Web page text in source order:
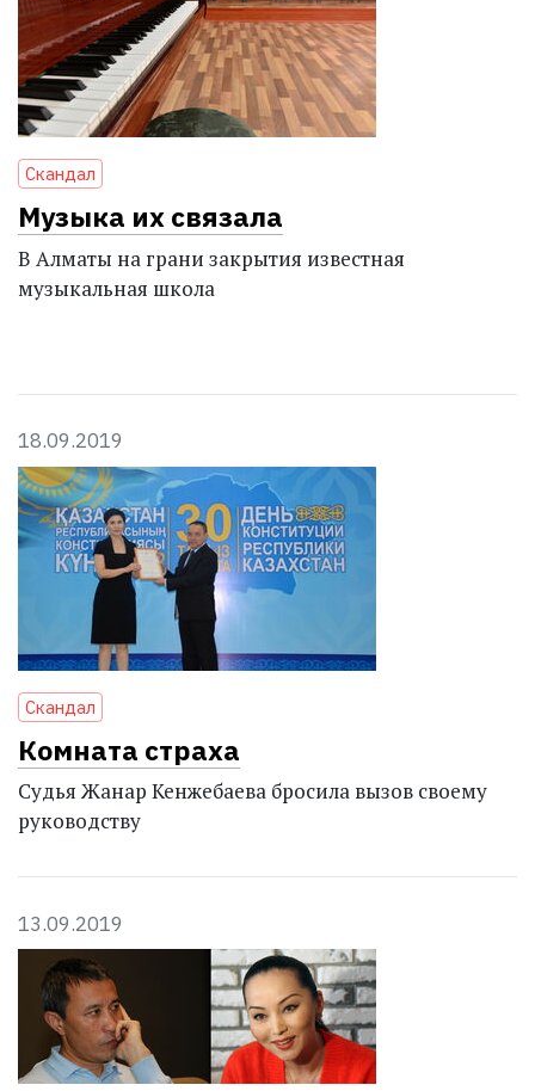
Скандал
Музыка их связала
В Алматы на грани закрытия известная
музыкальная школа
18.09.2019
Скандал
Комната страха
Судья Жанар Кенжебаева бросила вызов своему
руководству
13.09.2019